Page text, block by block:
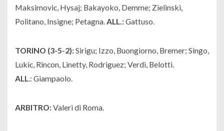
Maksimovic, Hysaj; Bakayoko, Demme; Zielinski,
Politano, Insigne; Petagna.ALL.:Gattuso.
TORINO (3-5-2):Sirigu; Izzo, Buongiorno, Bremer; Singo,
Lukic, Rincon, Linetty, Rodriguez; Verdi, Belotti.
ALL.: Giampaolo.
ARBITRO:Valeri di Roma.